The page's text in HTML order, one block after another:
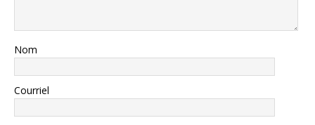
Nom
Courriel